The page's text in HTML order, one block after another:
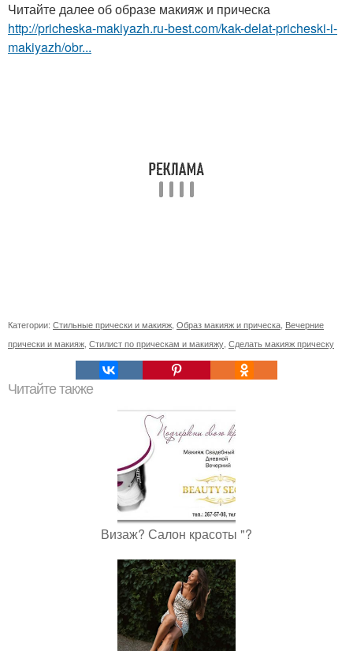
Читайте далее об образе макияж и прическа
http://pricheska-makiyazh.ru-best.com/kak-delat-pricheski-i-
makiyazh/obr...
Категории: Стильные прически и макияж Образ макияж и прическа Вечерние
прически и макияж Стилист по прическам и макияжу Сделать макияж прическу
Читайте также
Визаж? Салон красоты "?